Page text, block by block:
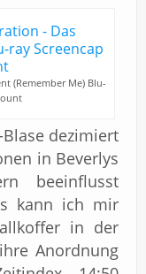
(Remember Me) Blu-
dezimiert
in Beverlys
beeinflusst
kann ich mir
in der
Anordnung